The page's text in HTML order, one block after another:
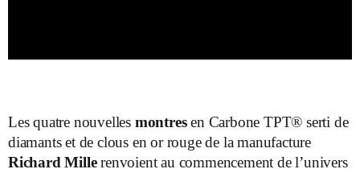
Les quatre nouvelles montresen Carbone TPT® serti de
diamants et de clous en or rouge de la manufacture
Richard Millerenvoient au commencement de l’univers